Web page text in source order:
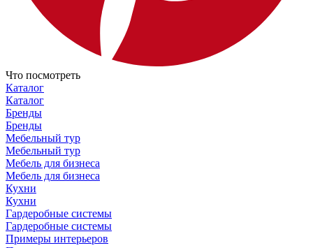
Что посмотреть
Каталог
Каталог
Бренды
Бренды
Мебельный тур
Мебельный тур
Мебель для бизнеса
Мебель для бизнеса
Кухни
Кухни
Гардеробные системы
Гардеробные системы
Примеры интерьеров